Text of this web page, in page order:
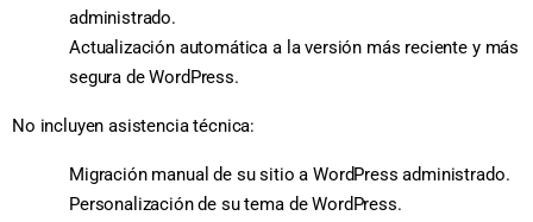
administrado.
Actualización automática a la versión más reciente y más
segura de WordPress.
No incluyen asistencia técnica:
Migración manual de su sitio a WordPress administrado.
Personalización de su tema de WordPress.